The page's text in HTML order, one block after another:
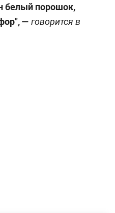
белый порошок,
— говорится в